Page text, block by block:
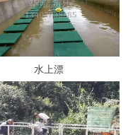
水上漂